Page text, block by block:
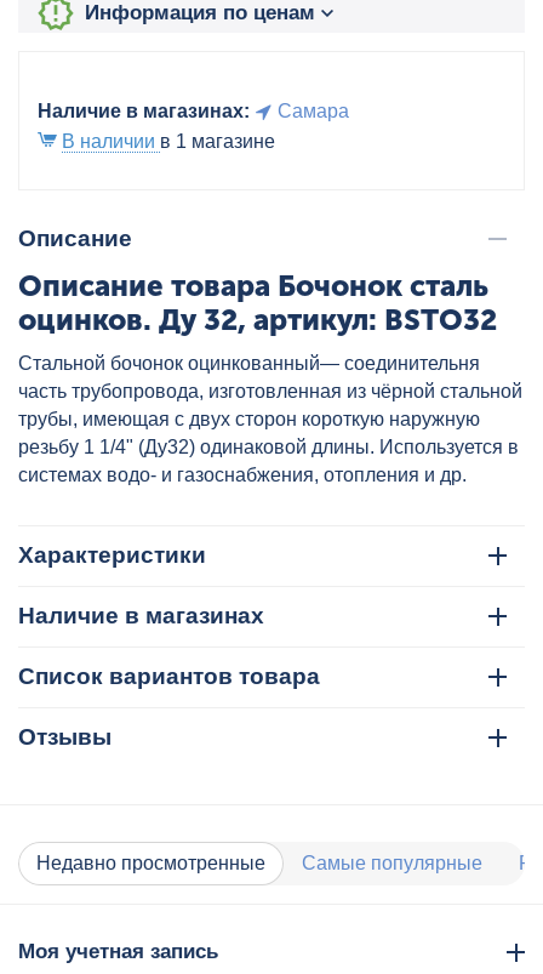
Информация по ценам
Наличие в магазинах:
Самара
В наличии в 1 магазине
Описание
Описание товара Бочонок сталь
оцинков. Ду 32, артикул: BSTO32
Стальной бочонок оцинкованный— соединительня
часть трубопровода, изготовленная из чёрной стальной
трубы, имеющая с двух сторон короткую наружную
резьбу 1 1/4" (Ду32) одинаковой длины. Используется в
системах водо- и газоснабжения, отопления и др.
Характеристики
Наличие в магазинах
Список вариантов товара
Отзывы
Недавно просмотренные Самые популярные
Моя учетная запись